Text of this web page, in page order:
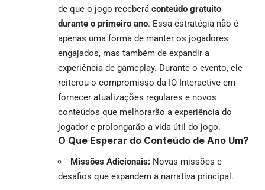
de que o jogo receberá conteúdo gratuito
durante o primeiro ano. Essa estratégia não é
apenas uma forma de manter os jogadores
engajados, mas também de expandir a
experiência de gameplay. Durante o evento, ele
reiterou o compromisso da IO Interactive em
fornecer atualizações regulares e novos
conteúdos que melhorarão a experiência do
jogador e prolongarão a vida útil do jogo.
O Que Esperar do Conteúdo de Ano Um?
Missões Adicionais: Novas missões e
desafios que expandem a narrativa principal.